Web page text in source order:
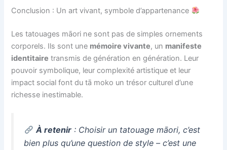
Conclusion : Un art vivant, symbole d’appartenance
Les tatouages māori ne sont pas de simples ornements
corporels. Ils sont une mémoire vivante, un manifeste
identitaire transmis de génération en génération. Leur
pouvoir symbolique, leur complexité artistique et leur
impact social font du tā moko un trésor culturel d’une
richesse inestimable.
À retenir: Choisir un tatouage māori, c’est
bien plus qu’une question de style – c’est une